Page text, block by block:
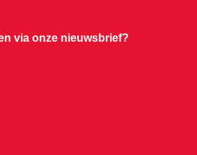
via onze nieuwsbrief?